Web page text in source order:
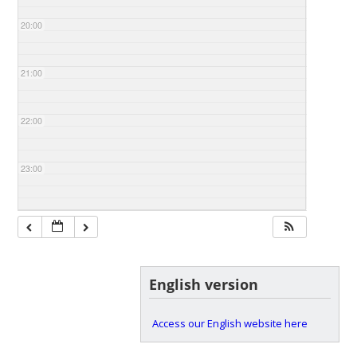
20:00
21:00
22:00
23:00
English version
Access our English website here